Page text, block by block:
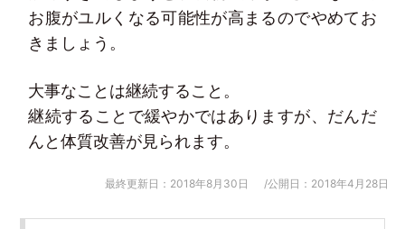
お腹がユルくなる可能性が高まるのでやめてお
きましょう。
大事なことは継続すること。
継続することで緩やかではありますが、だんだ
んと体質改善が見られます。
最終更新日：2018年8月30日 /公開日：2018年4月28日